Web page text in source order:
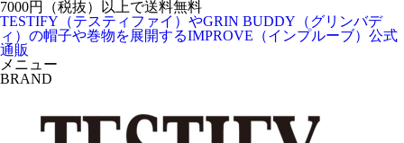
7000円（税抜）以上で送料無料
TESTIFY（テスティファイ）やGRIN BUDDY（グリンバデ
ィ）の帽子や巻物を展開するIMPROVE（インプルーブ）公式
通販
メニュー
BRAND